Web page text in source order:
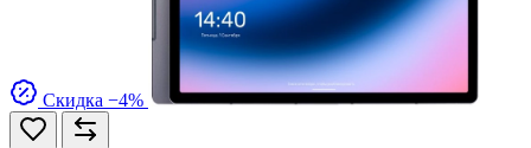
Скидка −4%